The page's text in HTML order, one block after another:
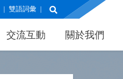
雙語詞彙 展開搜尋
交流互動 關於我們